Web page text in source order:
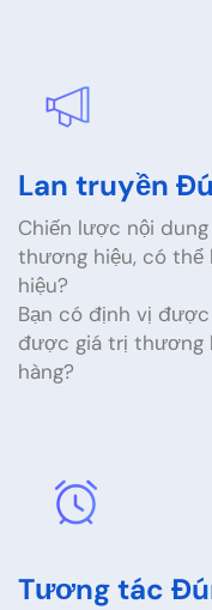
Lan truyền
Chiến lược nội
thương hiệu, có
hiệu?
Bạn có định vị
được giá trị thương
hàng?
Tương tác